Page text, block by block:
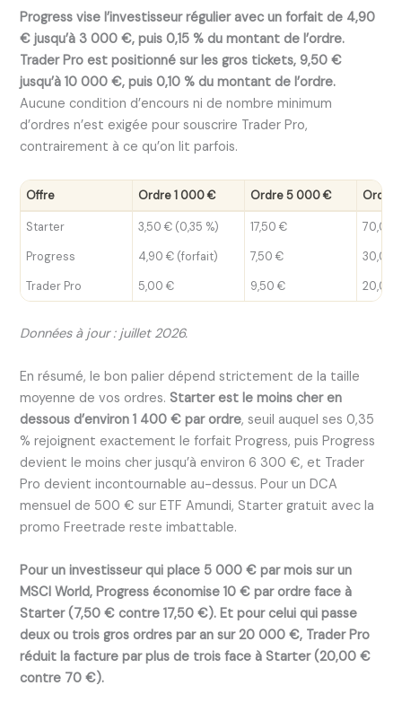
Progress vise l’investisseur régulier avec un forfait de 4,90
€ jusqu’à 3 000 €, puis 0,15 % du montant de l’ordre.
Trader Pro est positionné sur les gros tickets, 9,50 €
jusqu’à 10 000 €, puis 0,10 % du montant de l’ordre.
Aucune condition d’encours ni de nombre minimum
d’ordres n’est exigée pour souscrire Trader Pro,
contrairement à ce qu’on lit parfois.
Offre Ordre 1 000 € Ordre 5 000 € Ordre
Starter 3,50 € (0,35 %) 17,50 €
70,00
Progress
4,90 € (forfait) 7,50 €
30,00
Trader Pro
5,00 € 9,50 € 20,00
Données à jour : juillet 2026.
En résumé, le bon palier dépend strictement de la taille
moyenne de vos ordres. Starter est le moins cher en
dessous d’environ 1 400 € par ordre, seuil auquel ses 0,35
% rejoignent exactement le forfait Progress, puis Progress
devient le moins cher jusqu’à environ 6 300 €, et Trader
Pro devient incontournable au-dessus. Pour un DCA
mensuel de 500 € sur ETF Amundi, Starter gratuit avec la
promo Freetrade reste imbattable.
Pour un investisseur qui place 5 000 € par mois sur un
MSCI World, Progress économise 10 € par ordre face à
Starter (7,50 € contre 17,50 €). Et pour celui qui passe
deux ou trois gros ordres par an sur 20 000 €, Trader Pro
réduit la facture par plus de trois face à Starter (20,00 €
contre 70 €).